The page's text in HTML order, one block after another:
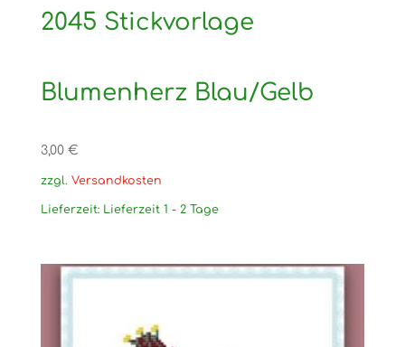
2045 Stickvorlage
Blumenherz Blau/Gelb
3,00 €
zzgl. Versandkosten
Lieferzeit: Lieferzeit 1 - 2 Tage